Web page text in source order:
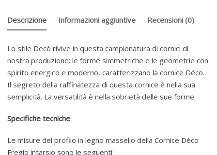
Descrizione Informazioni aggiuntive Recensioni (0)
Lo stile Decò rivive in questa campionatura di cornici di
nostra produzione: le forme simmetriche e le geometrie con
spirito energico e moderno, caratterizzano la cornice Déco.
Il segreto della raffinatezza di questa cornice è nella sua
semplicità. La versatilità è nella sobrietà delle sue forme.
Specifiche tecniche
Le misure del profilo in legno massello della Cornice Déco
Fregio intarsio sono le seguenti: